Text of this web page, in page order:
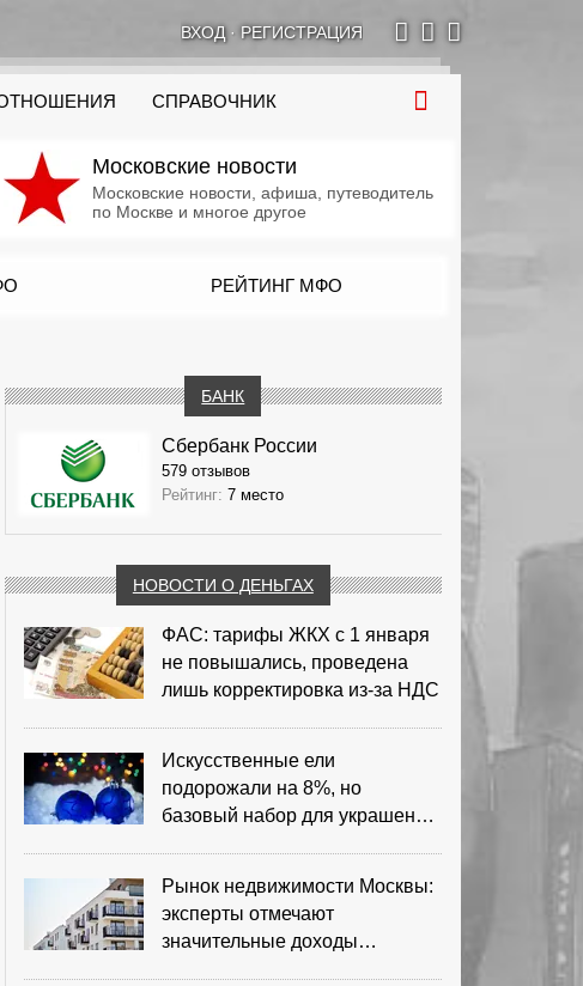
ВХОД· РЕГИСТРАЦИЯ
СПРАВОЧНИК
Московские новости
Московские новости, афиша, путеводитель
по Москве и многое другое
РЕЙТИНГ МФО
БАНК
Сбербанк России
579 отзывов
Рейтинг: 7 место
НОВОСТИ О ДЕНЬГАХ
ФАС: тарифы ЖКХ с 1 января
не повышались, проведена
лишь корректировка из‑за НДС
Искусственные ели
подорожали на 8%, но
базовый набор для украшения
Рынок недвижимости Москвы:
эксперты отмечают
значительные доходы